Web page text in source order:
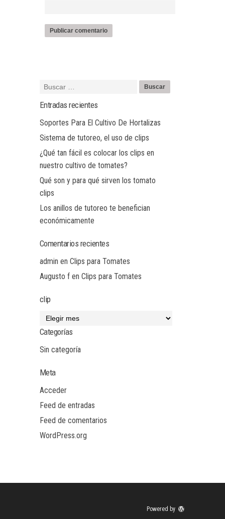
Entradas recientes
Soportes Para El Cultivo De Hortalizas
Sistema de tutoreo, el uso de clips
¿Qué tan fácil es colocar los clips en
nuestro cultivo de tomates?
Qué son y para qué sirven los tomato
clips
Los anillos de tutoreo te benefician
económicamente
Comentarios recientes
admin en Clips para Tomates
Augusto f en Clips para Tomates
clip
Categorías
Sin categoría
Meta
Acceder
Feed de entradas
Feed de comentarios
WordPress.org
Powered by